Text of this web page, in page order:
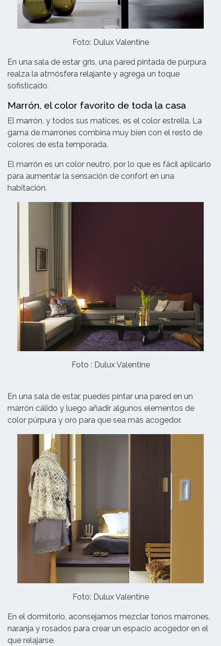
Foto: Dulux Valentine
En una sala de estar gris, una pared pintada de púrpura
realza la atmósfera relajante y agrega un toque
sofisticado.
Marrón, el color favorito de toda la casa
El marrón, y todos sus matices, es el color estrella. La
gama de marrones combina muy bien con el resto de
colores de esta temporada.
El marrón es un color neutro, por lo que es fácil aplicarlo
para aumentar la sensación de confort en una
habitación.
Foto : Dulux Valentine
En una sala de estar, puedes pintar una pared en un
marrón cálido y luego añadir algunos elementos de
color púrpura y oro para que sea más acogedor.
Foto: Dulux Valentine
En el dormitorio, aconsejamos mezclar tonos marrones,
naranja y rosados para crear un espacio acogedor en el
que relajarse.